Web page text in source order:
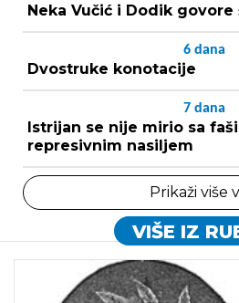
Neka Vučić i Dodik govore
6 dana
Dvostruke konotacije
7 dana
Istrijan se nije mirio sa
represivnim nasiljem
Prikaži više
VIŠE IZ